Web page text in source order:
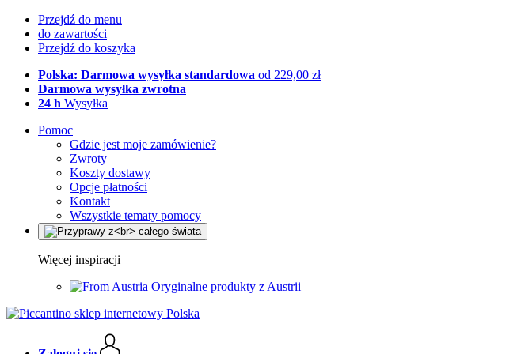
Przejdź do menu
do zawartości
Przejdź do koszyka
Polska: Darmowa wysyłka standardowa od 229,00 zł
Darmowa wysyłka zwrotna
24 h Wysyłka
Pomoc
Gdzie jest moje zamówienie?
Zwroty
Koszty dostawy
Opcje płatności
Kontakt
Wszystkie tematy pomocy
Więcej inspiracji
Oryginalne produkty z Austrii